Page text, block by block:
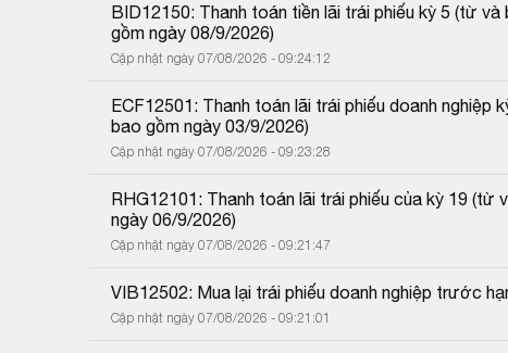
BID12150: Thanh toán tiền lãi trái phiếu kỳ 5 (từ
gồm ngày 08/9/2026)
Cập nhật ngày 07/08/2026 - 09:24:12
ECF12501: Thanh toán lãi trái phiếu doanh
bao gồm ngày 03/9/2026)
Cập nhật ngày 07/08/2026 - 09:23:28
RHG12101: Thanh toán lãi trái phiếu của kỳ 19
ngày 06/9/2026)
Cập nhật ngày 07/08/2026 - 09:21:47
VIB12502: Mua lại trái phiếu doanh nghiệp trước
Cập nhật ngày 07/08/2026 - 09:21:01